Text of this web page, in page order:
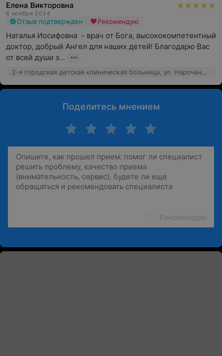
Елена Викторовна
6 ноября 2024
Отзыв подтвержден Рекомендую
Наталья Иосифовна  - врач от Бога, высококомпетентный
доктор, добрый Ангел для наших детей! Благодарю Вас
от всей души з...
2-я городская детская клиническая больница, ул. Нарочанская, 17
Поделитесь мнением
Рекомендую